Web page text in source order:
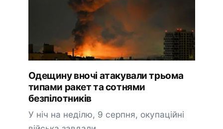
Одещину вночі атакували трьома
типами ракет та сотнями
безпілотників
У ніч на неділю, 9 серпня, окупаційні